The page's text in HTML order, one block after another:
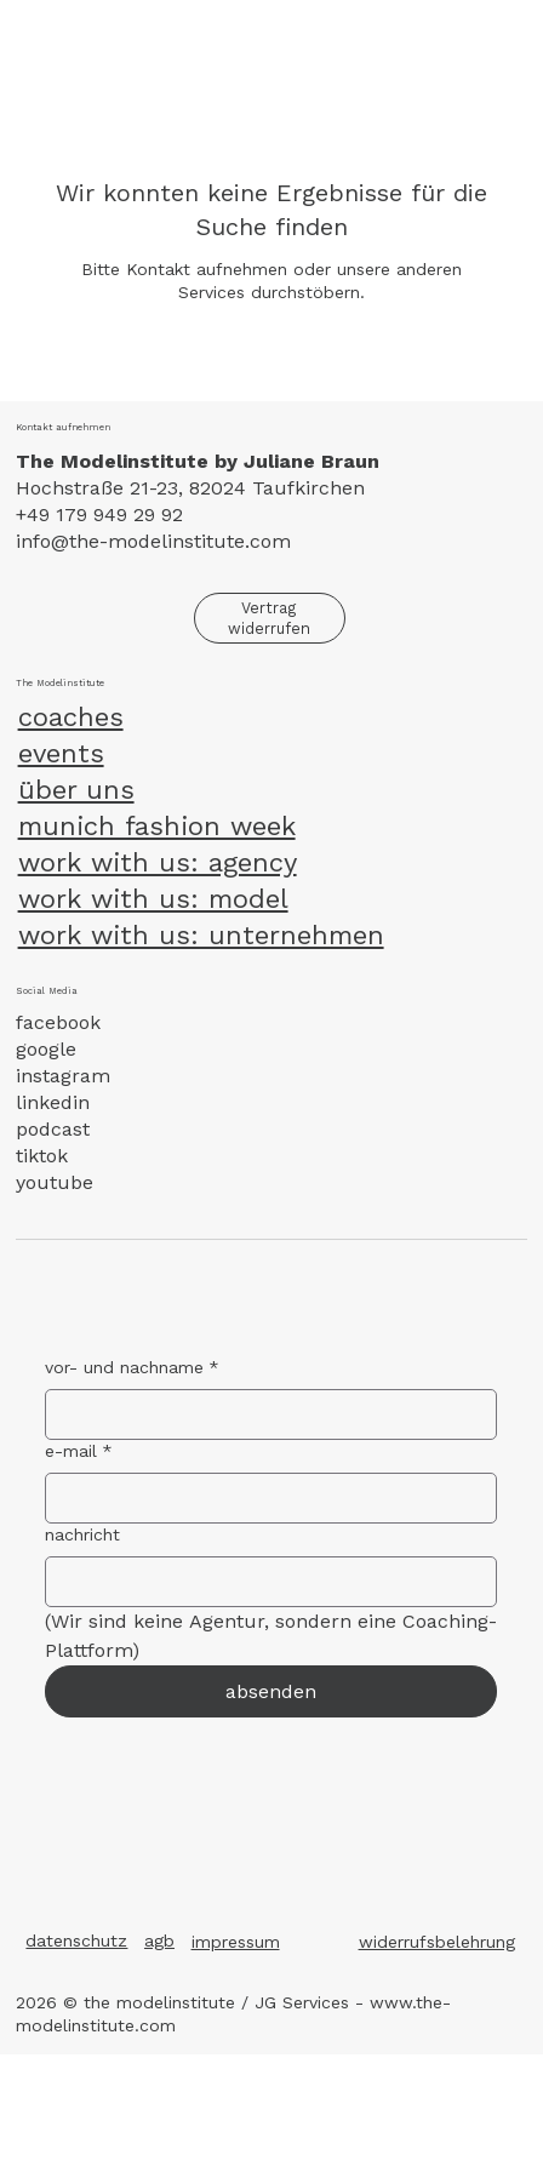
Wir konnten keine Ergebnisse für die
Suche finden
Bitte Kontakt aufnehmen oder unsere anderen
Services durchstöbern.
Kontakt aufnehmen
The Modelinstitute by Juliane Braun
Hochstraße 21-23, 82024 Taufkirchen
+49 179 949 29 92
info@the-modelinstitute.com
Vertrag
widerrufen
The Modelinstitute
coaches
events
über uns
munich fashion week
work with us: agency
work with us: model
work with us: unternehmen
Social Media
facebook
google
instagram
linkedin
podcast
tiktok
youtube
vor- und nachname *
e-mail *
nachricht
(Wir sind keine Agentur, sondern eine Coaching-
Plattform)
absenden
agb
datenschutz impressum widerrufsbelehrung
2026 © the modelinstitute / JG Services -www.the-
modelinstitute.com